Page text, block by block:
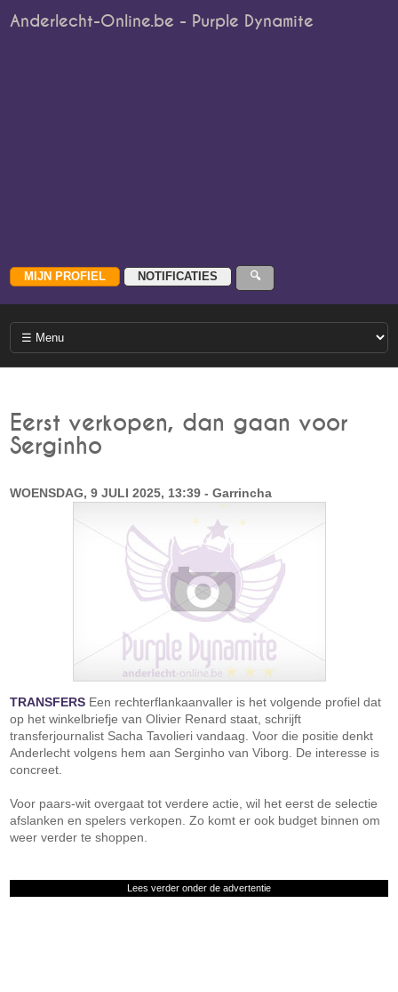
Anderlecht-Online.be - Purple Dynamite
Eerst verkopen, dan gaan voor
Serginho
WOENSDAG, 9 JULI 2025, 13:39 - Garrincha
TRANSFERS Een rechterflankaanvaller is het volgende profiel dat
op het winkelbriefje van Olivier Renard staat, schrijft
transferjournalist Sacha Tavolieri vandaag. Voor die positie denkt
Anderlecht volgens hem aan Serginho van Viborg. De interesse is
concreet.
Voor paars-wit overgaat tot verdere actie, wil het eerst de selectie
afslanken en spelers verkopen. Zo komt er ook budget binnen om
weer verder te shoppen.
Lees verder onder de advertentie